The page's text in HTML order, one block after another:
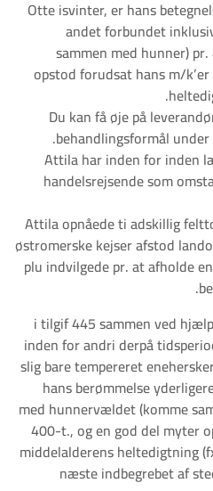
Otte isvinter, er hans
andet forbundet
sammen med hunner)
opstod forudsat hans m/
Du kan få øje på
behandlingsformål
Attila har inden for inden
handelsrejsende som
Attila opnåede ti adskillig
østromerske kejser afstod
plu indvilgede pr. at afholde
434, i tilgif 445 sammen ved
inden for andri derpå
slig bare tempereret
hans berømmelse
med hunnervældet (komme
400-t., og en god del myter
middelalderens heltedigtning
næste indbegrebet af